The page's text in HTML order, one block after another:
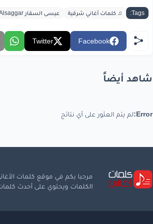
Tags: ♫ كلمات أغاني شرقية عيسى السقار Issa Alsaggar
Facebook
Twitter
شاهد أيضاً
Error: لم يتم العثور على أي نتائج
مرحبا بكم في موقع كلمات
الكلمات ويحتوي على أحدث كلمات